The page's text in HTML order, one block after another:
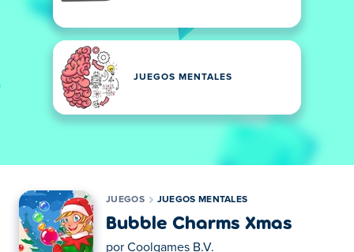
JUEGOS MENTALES
JUEGOS JUEGOS MENTALES
Bubble Charms Xmas
por Coolgames B.V.